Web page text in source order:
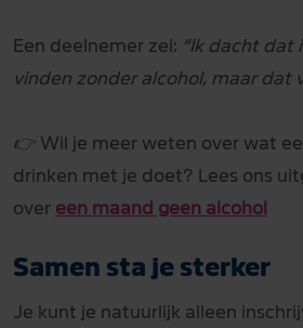
Een deelnemer zei: “Ik dacht dat
vinden zonder alcohol, maar dat
👉 Wil je meer weten over wat
drinken met je doet? Lees ons
over een maand geen alcohol
Samen sta je sterker
Je kunt je natuurlijk alleen